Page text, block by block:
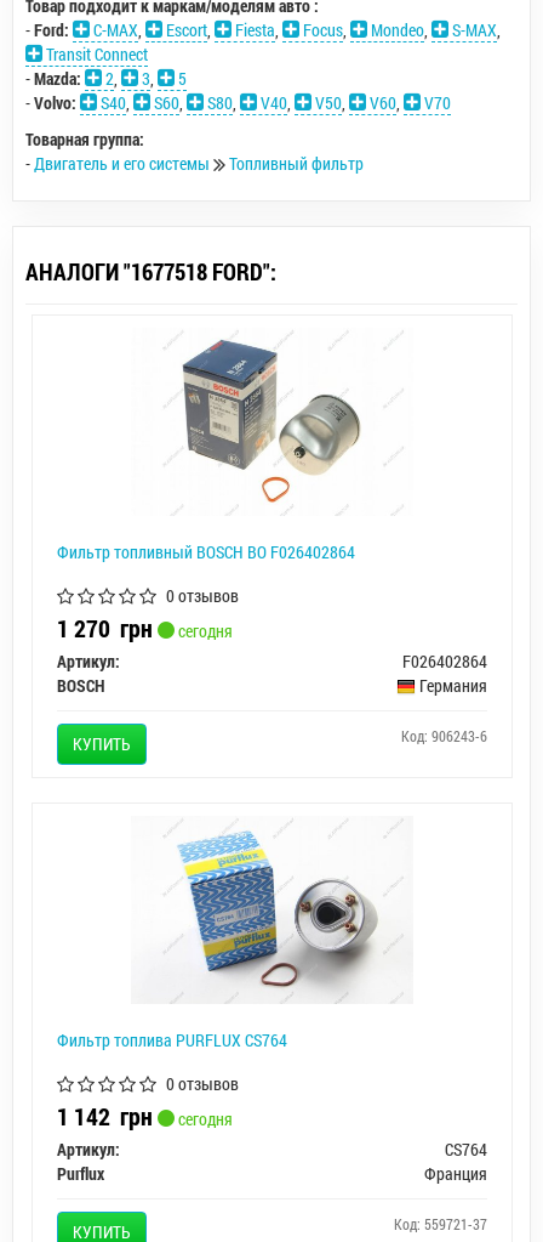
Товар подходит к маркам/моделям авто :
-Ford: C-MAX, Escort, Fiesta, Focus, Mondeo, S-MAX,
Transit Connect
-Mazda: 2, 3,
5
-Volvo: S40, S60, S80, V40, V50, V60,
V70
Товарная группа:
-Двигатель и его системы Топливный фильтр
АНАЛОГИ "1677518 FORD":
Фильтр топливный BOSCH BO F026402864
0 отзывов
1 270 грн
сегодня
Артикул:
F026402864
BOSCH
Германия
КУПИТЬ Код: 906243-6
Фильтр топлива PURFLUX CS764
0 отзывов
1 142 грн
сегодня
Артикул:
CS764
Purflux
Франция
КУПИТЬ Код: 559721-37